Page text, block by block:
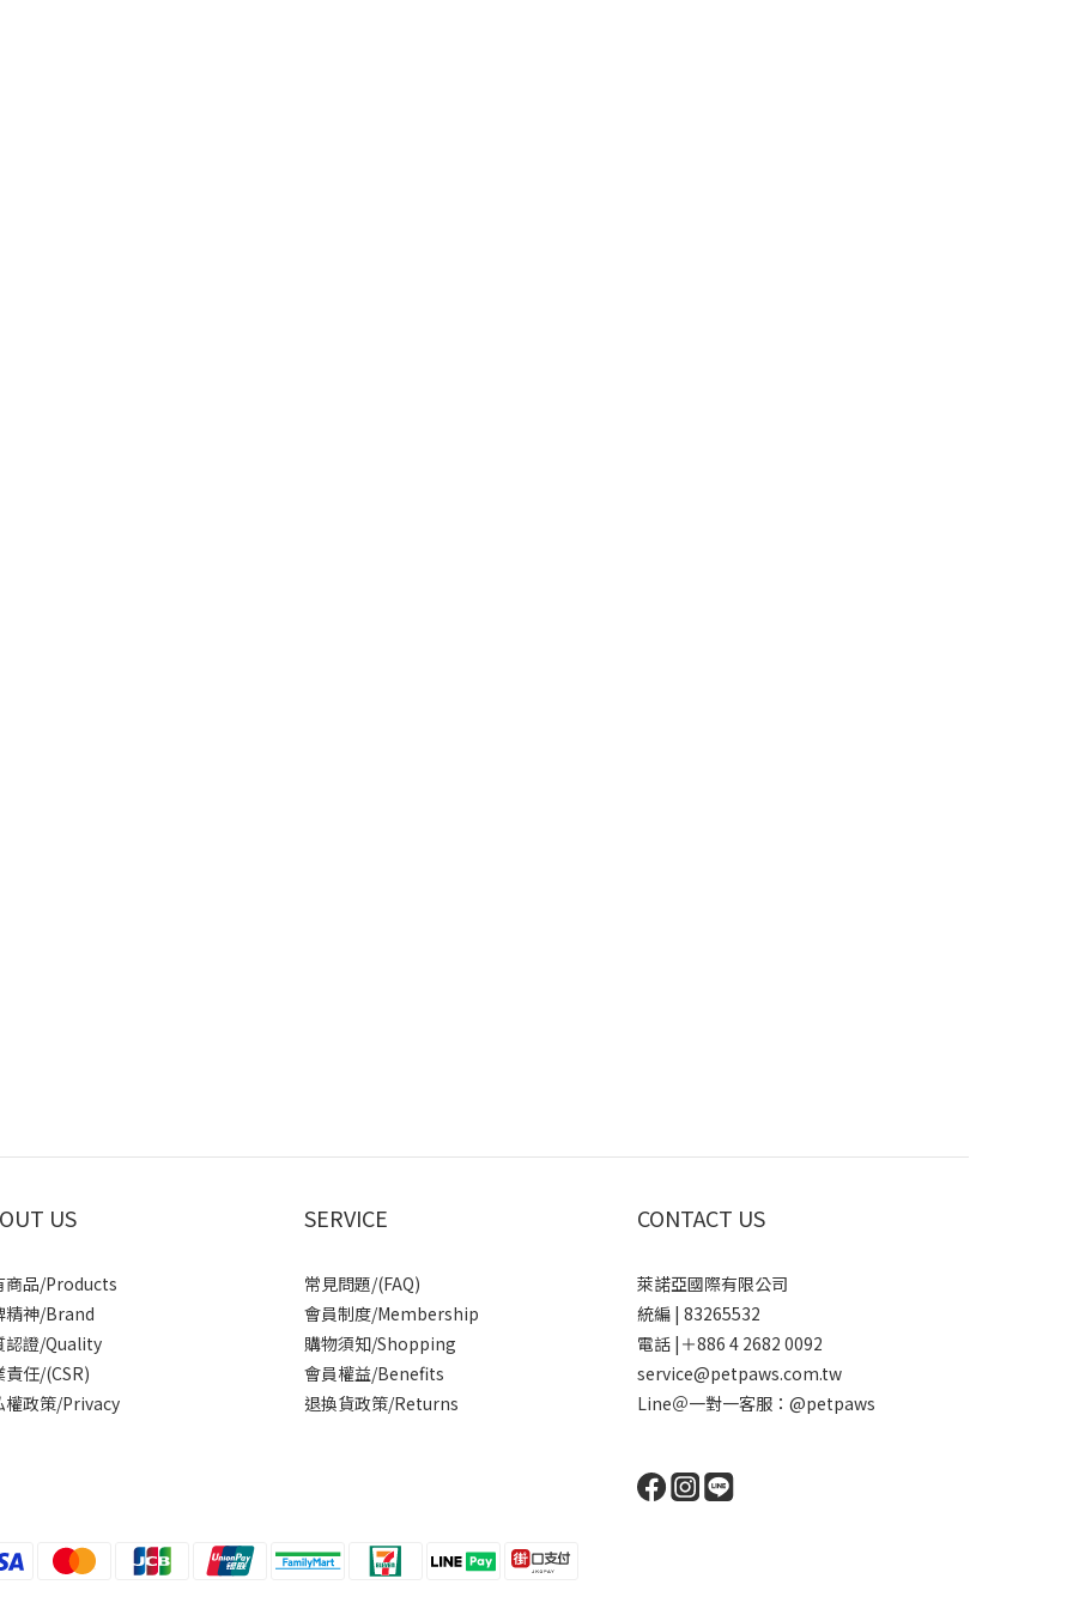
US
商品/Products
精神/Brand
認證/Quality
責任/(CSR)
權政策/Privacy
SERVICE
常見問題/(FAQ)
會員制度/Membership
購物須知/Shopping
會員權益/Benefits
退換貨政策/Returns
CONTACT US
萊諾亞國際有限公司
統編 | 83265532
電話 |＋886 4 2682 0092
service@petpaws.com.tw
Line＠一對一客服： @petpaws